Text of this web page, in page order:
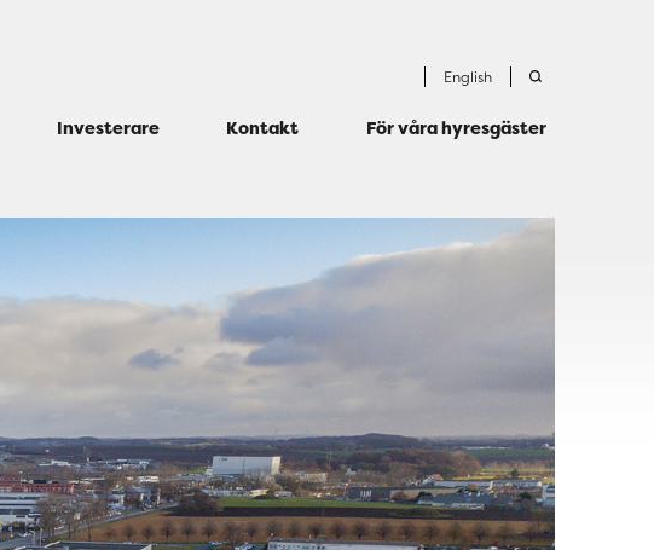
English
Investerare Kontakt För våra hyresgäster